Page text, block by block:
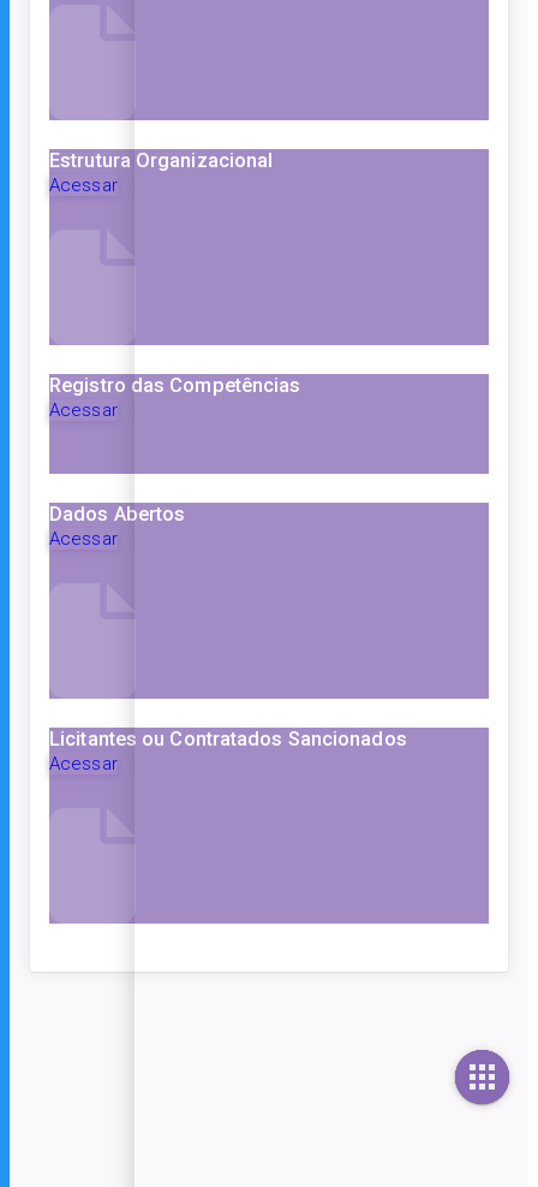
Estrutura Organizacional
Acessar
Registro das Competências
Acessar
Dados Abertos
Acessar
Licitantes ou Contratados Sancionados
Acessar